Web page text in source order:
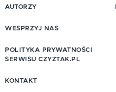
AUTORZY
WESPRZYJ NAS
POLITYKA PRYWATNOŚCI
SERWISU CZYZTAK.PL
KONTAKT